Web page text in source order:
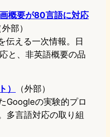
概要が80言語に対応
外部）
伝える一次情報。日
と、非英語概要の品
）
（外部）
Googleの実験的プロ
多言語対応の取り組